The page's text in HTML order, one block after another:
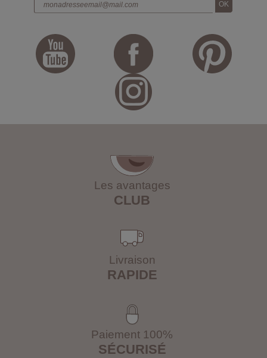
Les avantages
CLUB
Livraison
RAPIDE
Paiement 100%
SÉCURISÉ